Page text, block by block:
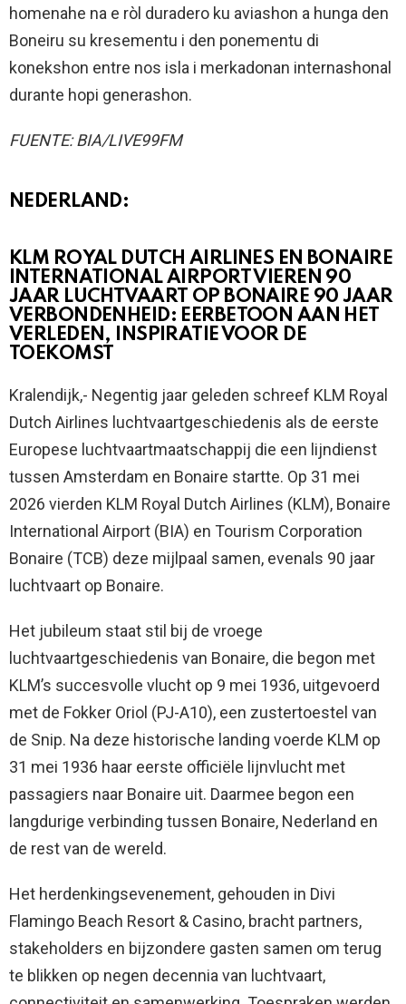
homenahe na e ròl duradero ku aviashon a hunga den
Boneiru su kresementu i den ponementu di
konekshon entre nos isla i merkadonan internashonal
durante hopi generashon.
FUENTE: BIA/LIVE99FM
NEDERLAND:
KLM ROYAL DUTCH AIRLINES EN BONAIRE
INTERNATIONAL AIRPORT VIEREN 90
JAAR LUCHTVAART OP BONAIRE 90 JAAR
VERBONDENHEID: EERBETOON AAN HET
VERLEDEN, INSPIRATIE VOOR DE
TOEKOMST
Kralendijk,- Negentig jaar geleden schreef KLM Royal
Dutch Airlines luchtvaartgeschiedenis als de eerste
Europese luchtvaartmaatschappij die een lijndienst
tussen Amsterdam en Bonaire startte. Op 31 mei
2026 vierden KLM Royal Dutch Airlines (KLM), Bonaire
International Airport (BIA) en Tourism Corporation
Bonaire (TCB) deze mijlpaal samen, evenals 90 jaar
luchtvaart op Bonaire.
Het jubileum staat stil bij de vroege
luchtvaartgeschiedenis van Bonaire, die begon met
KLM’s succesvolle vlucht op 9 mei 1936, uitgevoerd
met de Fokker Oriol (PJ-A10), een zustertoestel van
de Snip. Na deze historische landing voerde KLM op
31 mei 1936 haar eerste officiële lijnvlucht met
passagiers naar Bonaire uit. Daarmee begon een
langdurige verbinding tussen Bonaire, Nederland en
de rest van de wereld.
Het herdenkingsevenement, gehouden in Divi
Flamingo Beach Resort & Casino, bracht partners,
stakeholders en bijzondere gasten samen om terug
te blikken op negen decennia van luchtvaart,